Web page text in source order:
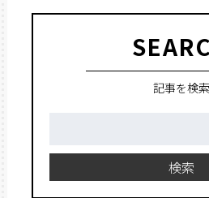
記事を検索
検索